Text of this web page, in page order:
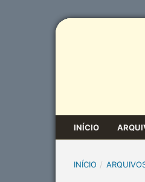
INÍCIO
INÍCIO /